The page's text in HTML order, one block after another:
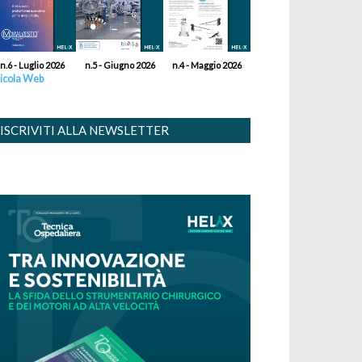
n.6 - Luglio 2026 n.5 - Giugno 2026 n.4 - Maggio 2026
Web
ISCRIVITI ALLA NEWSLETTER